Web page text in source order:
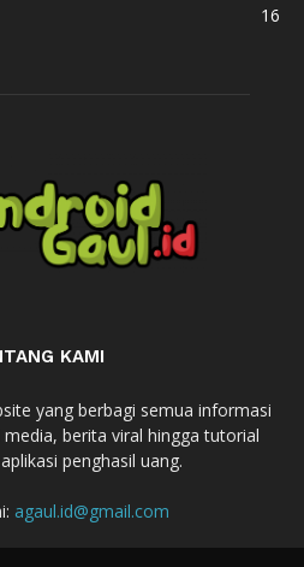
16
KAMI
yang berbagi semua informasi
berita viral hingga tutorial
penghasil uang.
agaul.id@gmail.com